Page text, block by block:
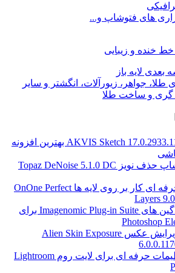
های فتوشاپ و...
خنده و زیبایی
بعدی لایه باز
جواهر، زیورآلات، انگشتر و سایر
گری و ساخت طلا
دانلود پلاگین AKVIS Sketch 17.0.2933.11719 بهترین افزونه
دانلود پلاگین فتوشاپ حذف نویز Topaz DeNoise 5.1.0 DC
دانلود نرم افزار حرفه ای کار بر روی لایه ها OnOne Perfect
Layers
دانلود مجموعه پلاگین های Imagenomic Plug-in Suite برای
دانلود نرم افزار ویرایش عکس Alien Skin Exposure
دانلود 30 پیش تنظیمات حرفه ای برای لایت روم Lightroom